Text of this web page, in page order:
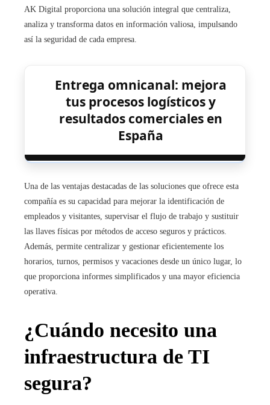
AK Digital proporciona una solución integral que centraliza,
analiza y transforma datos en información valiosa, impulsando
así la seguridad de cada empresa.
Entrega omnicanal: mejora
tus procesos logísticos y
resultados comerciales en
España
Una de las ventajas destacadas de las soluciones que ofrece esta
compañía es su capacidad para mejorar la identificación de
empleados y visitantes, supervisar el flujo de trabajo y sustituir
las llaves físicas por métodos de acceso seguros y prácticos.
Además, permite centralizar y gestionar eficientemente los
horarios, turnos, permisos y vacaciones desde un único lugar, lo
que proporciona informes simplificados y una mayor eficiencia
operativa.
¿Cuándo necesito una
infraestructura de TI
segura?